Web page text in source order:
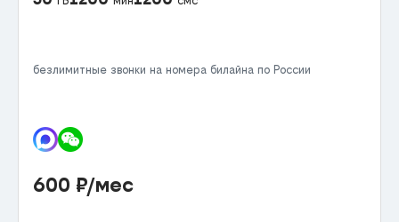
безлимитные звонки на номера билайна по России
600 ₽/мес